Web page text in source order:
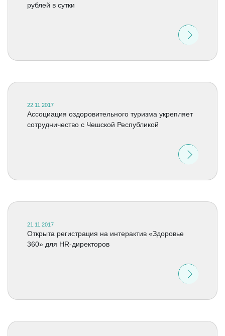
рублей в сутки
22.11.2017
Ассоциация оздоровительного туризма укрепляет
сотрудничество с Чешской Республикой
21.11.2017
Открыта регистрация на интерактив «Здоровье
360» для HR-директоров